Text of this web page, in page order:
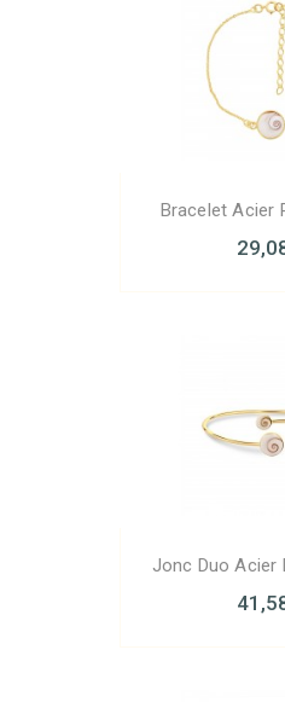
Bracelet Acier
Jonc Duo Acier